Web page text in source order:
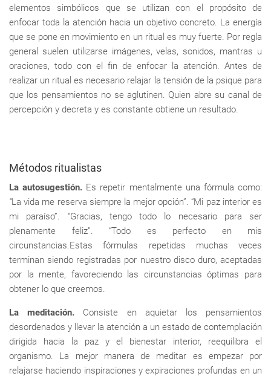
elementos simbólicos que se utilizan con el propósito de
enfocar toda la atención hacia un objetivo concreto. La energía
que se pone en movimiento en un ritual es muy fuerte. Por regla
general suelen utilizarse imágenes, velas, sonidos, mantras u
oraciones, todo con el fin de enfocar la atención. Antes de
realizar un ritual es necesario relajar la tensión de la psique para
que los pensamientos no se aglutinen. Quien abre su canal de
percepción y decreta y es constante obtiene un resultado.
Métodos ritualistas
La autosugestión. Es repetir mentalmente una fórmula como:
“La vida me reserva siempre la mejor opción”. “Mi paz interior es
mi paraíso”. “Gracias, tengo todo lo necesario para ser
plenamente feliz”. “Todo es perfecto en mis
circunstancias.Estas fórmulas repetidas muchas veces
terminan siendo registradas por nuestro disco duro, aceptadas
por la mente, favoreciendo las circunstancias óptimas para
obtener lo que creemos.
La meditación. Consiste en aquietar los pensamientos
desordenados y llevar la atención a un estado de contemplación
dirigida hacia la paz y el bienestar interior, reequilibra el
organismo. La mejor manera de meditar es empezar por
relajarse haciendo inspiraciones y expiraciones profundas en un